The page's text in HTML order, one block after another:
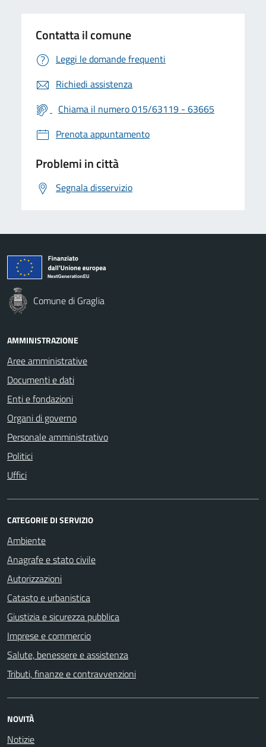
Contatta il comune
Leggi le domande frequenti
Richiedi assistenza
Chiama il numero 015/63119 - 63665
Prenota appuntamento
Problemi in città
Segnala disservizio
Comune di Graglia
AMMINISTRAZIONE
Aree amministrative
Documenti e dati
Enti e fondazioni
Organi di governo
Personale amministrativo
Politici
Uffici
CATEGORIE DI SERVIZIO
Ambiente
Anagrafe e stato civile
Autorizzazioni
Catasto e urbanistica
Giustizia e sicurezza pubblica
Imprese e commercio
Salute, benessere e assistenza
Tributi, finanze e contravvenzioni
NOVITÀ
Notizie